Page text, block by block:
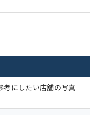
考にしたい店舗の写真